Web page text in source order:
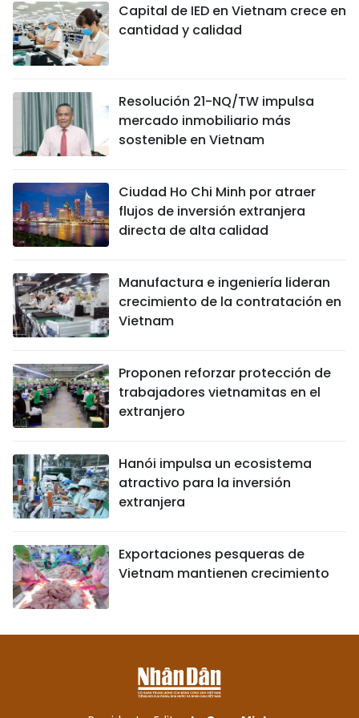
Capital de IED en Vietnam crece en
cantidad y calidad
Resolución 21-NQ/TW impulsa
mercado inmobiliario más
sostenible en Vietnam
Ciudad Ho Chi Minh por atraer
flujos de inversión extranjera
directa de alta calidad
Manufactura e ingeniería lideran
crecimiento de la contratación en
Vietnam
Proponen reforzar protección de
trabajadores vietnamitas en el
extranjero
Hanói impulsa un ecosistema
atractivo para la inversión
extranjera
Exportaciones pesqueras de
Vietnam mantienen crecimiento